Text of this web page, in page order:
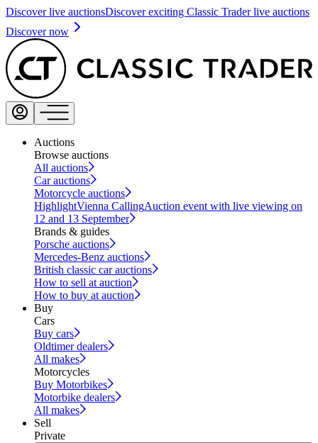
Discover live auctionsDiscover exciting Classic Trader live auctions
Discover now
Auctions
Browse auctions
All auctions
Car auctions
Motorcycle auctions
HighlightVienna CallingAuction event with live viewing on
12 and 13 September
Brands & guides
Porsche auctions
Mercedes-Benz auctions
British classic car auctions
How to sell at auction
How to buy at auction
Buy
Cars
Buy cars
Oldtimer dealers
All makes
Motorcycles
Buy Motorbikes
Motorbike dealers
All makes
Sell
Private